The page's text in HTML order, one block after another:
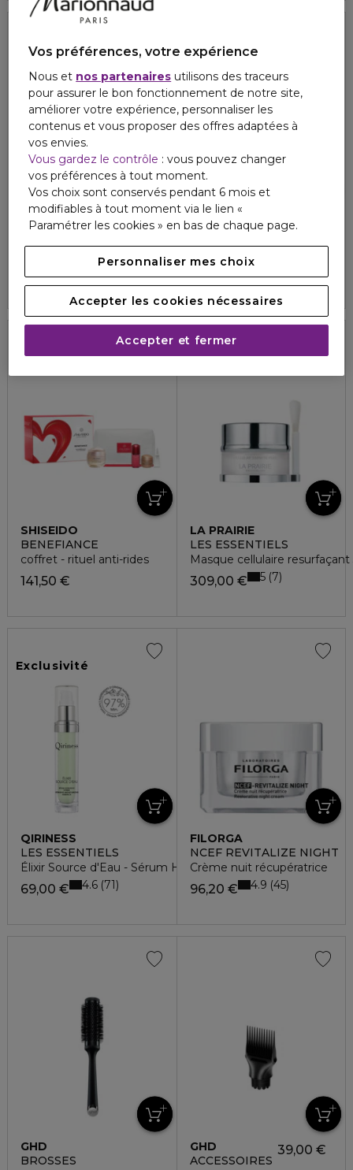
LANCÔME
Crème anti-âge hautement raffermissante
130,00 € 2
LABORATOIRE SVR
TOPIALYSE
Huile lavante
12,30 €
SHISEIDO
BENEFIANCE
coffret - rituel anti-rides
141,50 €
LA PRAIRIE
LES ESSENTIELS
Masque cellulaire
309,00 € 5 7
Exclusivité
QIRINESS
LES ESSENTIELS
Élixir Source d'Eau - Sérum Hydratant Intense
69,00 € 4.6 71
FILORGA
NCEF REVITALIZE NIGHT
Crème nuit récupératrice
96,20 € 4.9 45
GHD
BROSSES
GHD
ACCESSOIRES
39,00 €
Vos préférences, votre expérience
Nous et nos partenaires utilisons des traceurs
pour assurer le bon fonctionnement de notre site,
améliorer votre expérience, personnaliser les
contenus et vous proposer des offres adaptées à
vos envies.
Vous gardez le contrôle : vous pouvez changer
vos préférences à tout moment.
Vos choix sont conservés pendant 6 mois et
modifiables à tout moment via le lien «
Paramétrer les cookies » en bas de chaque page.
Personnaliser mes choix
Accepter les cookies nécessaires
Accepter et fermer